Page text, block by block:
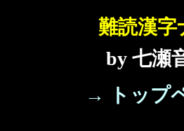
難読漢字
by 七瀬
→ トップ